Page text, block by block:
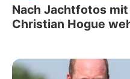
Nach Jachtfotos mit
Christian Hogue